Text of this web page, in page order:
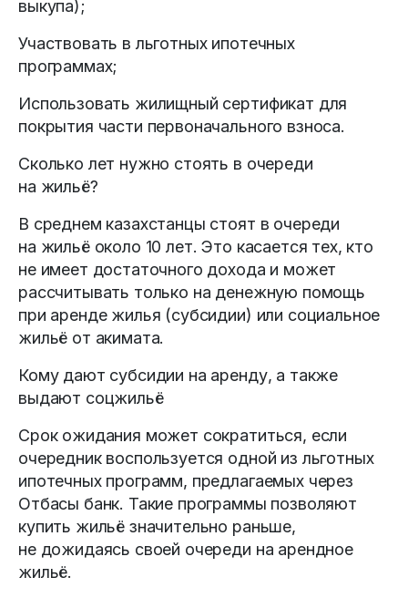
выкупа);
Участвовать в льготных ипотечных
программах;
Использовать жилищный сертификат для
покрытия части первоначального взноса.
Сколько лет нужно стоять в очереди
на жильё?
В среднем казахстанцы стоят в очереди
на жильё около 10 лет. Это касается тех, кто
не имеет достаточного дохода и может
рассчитывать только на денежную помощь
при аренде жилья (субсидии) или социальное
жильё от акимата.
Кому дают субсидии на аренду, а также
выдают соцжильё
Срок ожидания может сократиться, если
очередник воспользуется одной из льготных
ипотечных программ, предлагаемых через
Отбасы банк. Такие программы позволяют
купить жильё значительно раньше,
не дожидаясь своей очереди на арендное
жильё.